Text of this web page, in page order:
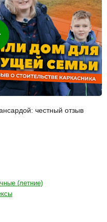
честный отзыв
(летние)